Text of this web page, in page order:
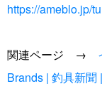
https://ameblo.jp/
関連ページ →
Brands | 釣具新聞